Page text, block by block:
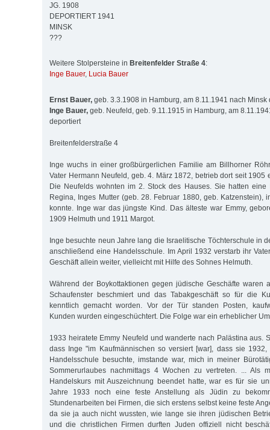
JG. 1908
DEPORTIERT 1941
MINSK
???
Weitere Stolpersteine in Breitenfelder Straße 4:
Inge Bauer, Lucia Bauer
Ernst Bauer, geb. 3.3.1908 in Hamburg, am 8.11.1941 nach Minsk
Inge Bauer, geb. Neufeld, geb. 9.11.1915 in Hamburg, am
deportiert
Breitenfelderstraße 4
Inge wuchs in einer großbürgerlichen Familie am Billhorner
Vater Hermann Neufeld, geb. 4. März 1872, betrieb dort seit 1905
Die Neufelds wohnten im 2. Stock des Hauses. Sie hatten eine
Regina, Inges Mutter (geb. 28. Februar 1880, geb. Katzenstein),
konnte. Inge war das jüngste Kind. Das älteste war Emmy,
1909 Helmuth und 1911 Margot.
Inge besuchte neun Jahre lang die Israelitische Töchterschule in
anschließend eine Handelsschule. Im April 1932 verstarb ihr
Geschäft allein weiter, vielleicht mit Hilfe des Sohnes Helmuth.
Während der Boykottaktionen gegen jüdische Geschäfte waren
Schaufenster beschmiert und das Tabakgeschäft so für die
kenntlich gemacht worden. Vor der Tür standen Posten,
Kunden wurden eingeschüchtert. Die Folge war ein erheblicher
1933 heiratete Emmy Neufeld und wanderte nach Palästina aus.
dass Inge "im Kaufmännischen so versiert [war], dass sie
Handelsschule besuchte, imstande war, mich in meiner
Sommerurlaubes nachmittags 4 Wochen zu vertreten. ... Als
Handelskurs mit Auszeichnung beendet hatte, war es für sie
Jahre 1933 noch eine feste Anstellung als Jüdin zu
Stundenarbeiten bei Firmen, die sich erstens selbst keine feste
da sie ja auch nicht wussten, wie lange sie ihren jüdischen
und die christlichen Firmen durften Juden offiziell nicht